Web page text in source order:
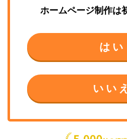
ホームページ制作は
はい
いいえ